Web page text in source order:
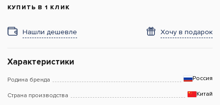
КУПИТЬ В 1 КЛИК
Нашли дешевле Хочу в подарок
Характеристики
Родина бренда Россия
Страна производства Китай